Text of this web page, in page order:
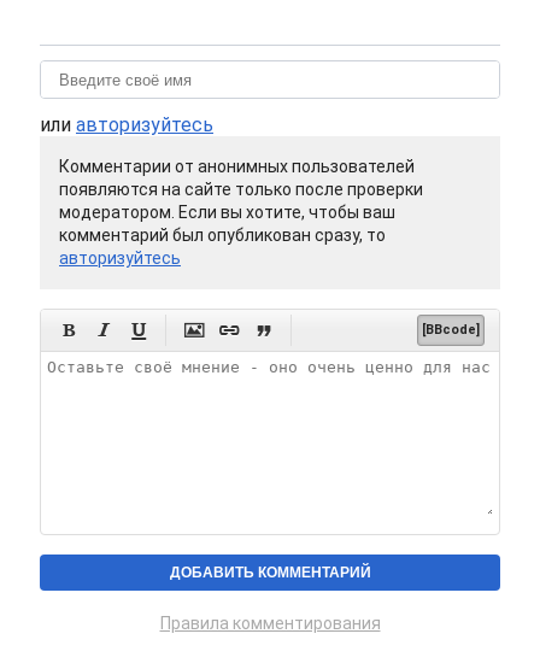
или авторизуйтесь
Комментарии от анонимных пользователей
появляются на сайте только после проверки
модератором. Если вы хотите, чтобы ваш
комментарий был опубликован сразу, то
авторизуйтесь
      [BBcode]
Правила комментирования